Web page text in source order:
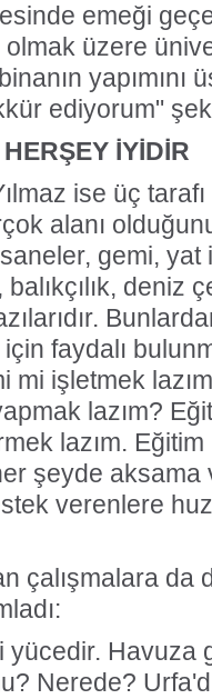
emeği
üzere
yapımını
ediyorum"
İYİDİR
ise üç
alanı
gemi,
deniz
faydalı
mi işletmek
lazım?
lazım.
şeyde aksama
verenlere
çalışmalara da
yücedir.
Nerede?